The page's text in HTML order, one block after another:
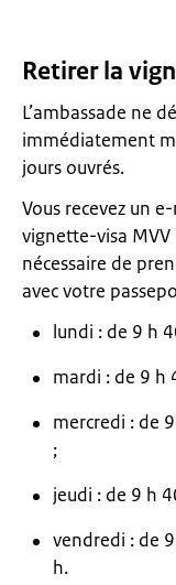
Retirer la
L’ambassade ne
immédiatement
jours ouvrés.
Vous recevez un
vignette-visa MVV
nécessaire de
avec votre
lundi : de 9 h
mardi : de 9 h
mercredi : de
;
jeudi : de 9 h
vendredi : de
h.